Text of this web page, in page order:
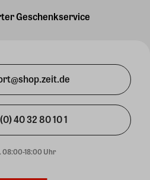
Geschenkservice
40 32 80 10 1
08:00-18:00 Uhr